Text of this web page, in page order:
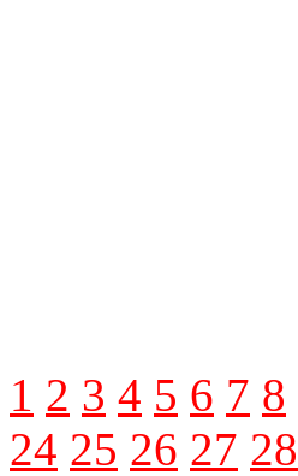
1 2 3 4 5 6 7 8
24 25 26 27 28